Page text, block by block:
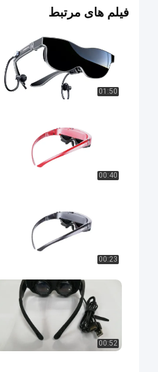
فیلم های مرتبط
01:50
00:40
00:23
00:52